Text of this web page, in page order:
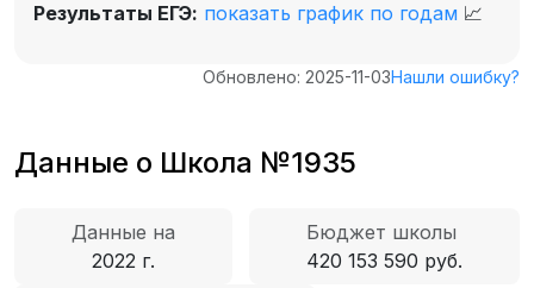
Результаты ЕГЭ: показать график по годам 📈
Обновлено: 2025-11-03Нашли ошибку?
Данные о Школа №1935
Данные на
2022 г.
Бюджет школы
420 153 590 руб.